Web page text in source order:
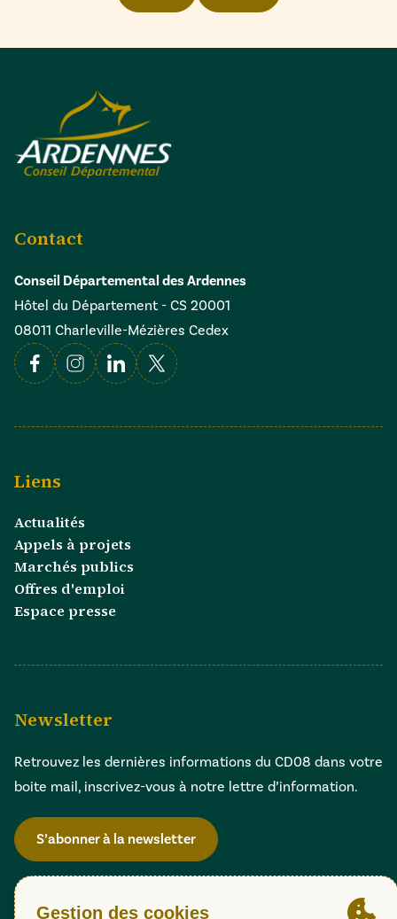
Contact
Conseil Départemental des Ardennes
Hôtel du Département - CS 20001
08011 Charleville-Mézières Cedex
FacebookInstagramLinkedin
X
Liens
Actualités
Appels à projets
Marchés publics
Offres d'emploi
Espace presse
Newsletter
Retrouvez les dernières informations du CD08 dans votre
boite mail, inscrivez-vous à notre lettre d’information.
S’abonner à la newsletter
Gestion des cookies